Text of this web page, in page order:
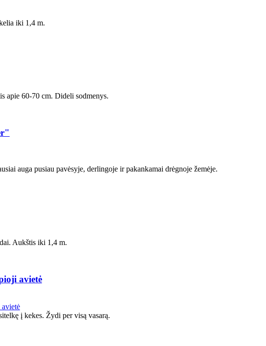
iki 1,4 m.
apie 60-70 cm. Dideli sodmenys.
auga pusiau pavėsyje, derlingoje ir pakankamai drėgnoje žemėje.
Aukštis iki 1,4 m.
avietė
į kekes. Žydi per visą vasarą.